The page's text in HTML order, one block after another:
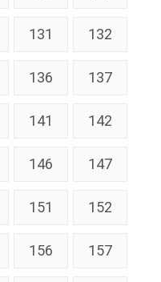
131 132
136 137
141 142
146 147
151 152
156 157